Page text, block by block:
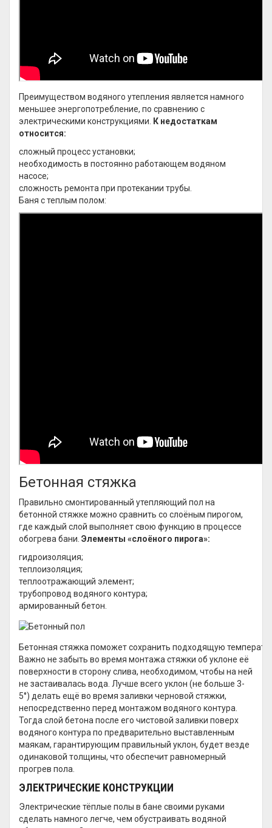
Преимуществом водяного утепления является намного
меньшее энергопотребление, по сравнению с
электрическими конструкциями.
К недостаткам
относится:
сложный процесс установки;
необходимость в постоянно работающем водяном
насосе;
сложность ремонта при протекании трубы.
Баня с теплым полом:
Бетонная стяжка
Правильно смонтированный утепляющий пол на
бетонной стяжке можно сравнить со слоёным пирогом,
где каждый слой выполняет свою функцию в процессе
обогрева бани. Элементы «слоёного пирога»:
гидроизоляция;
теплоизоляция;
теплоотражающий элемент;
трубопровод водяного контура;
армированный бетон.
Бетонная стяжка поможет сохранить подходящую
Важно не забыть во время монтажа стяжки об уклоне её
поверхности в сторону слива, необходимом, чтобы на ней
не застаивалась вода. Лучше всего уклон (не больше 3-
5°) делать ещё во время заливки черновой стяжки,
непосредственно перед монтажом водяного контура.
Тогда слой бетона после его чистовой заливки поверх
водяного контура по предварительно выставленным
маякам, гарантирующим правильный уклон, будет везде
одинаковой толщины, что обеспечит равномерный
прогрев пола.
ЭЛЕКТРИЧЕСКИЕ КОНСТРУКЦИИ
Электрические тёплые полы в бане своими руками
сделать намного легче, чем обустраивать водяной